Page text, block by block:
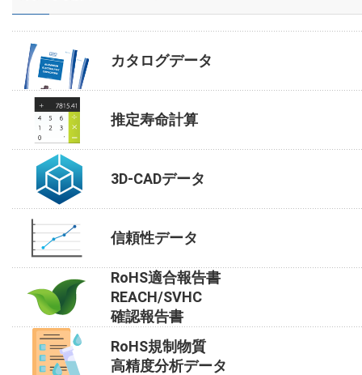
カタログデータ
推定寿命計算
3D-CADデータ
信頼性データ
RoHS適合報告書
REACH/SVHC
確認報告書
RoHS規制物質
高精度分析データ